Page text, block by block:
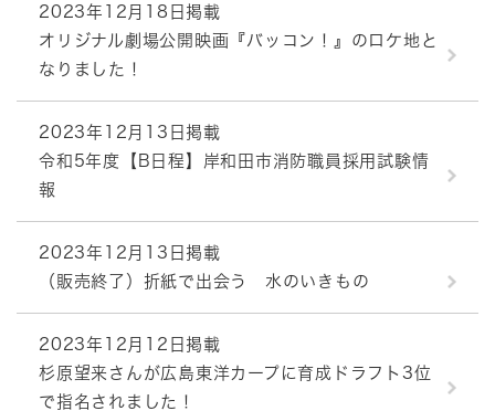
2023年12月18日掲載
オリジナル劇場公開映画『バッコン！』のロケ地と
なりました！
2023年12月13日掲載
令和5年度【B日程】岸和田市消防職員採用試験情
報
2023年12月13日掲載
（販売終了）折紙で出会う 水のいきもの
2023年12月12日掲載
杉原望来さんが広島東洋カープに育成ドラフト3位
で指名されました！